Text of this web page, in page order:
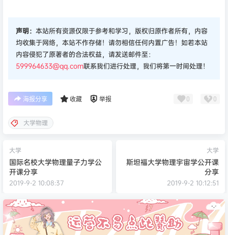
声明： 本站所有资源仅限于参考和学习，版权归原作者所有，内容
均收集于网络，本站不作存储！请勿相信任何内置广告！如若本站
内容侵犯了原著者的合法权益，请发送邮件至：
599964633@qq.com联系我们进行处理，我们将第一时间处理！
海报分享 收藏 举报 0 0
大学物理
大学
国际名校大学物理量子力学公
开课分享
2019-9-2 10:08:37
大学
斯坦福大学物理宇宙学公开课
分享
2019-9-2 10:12:51